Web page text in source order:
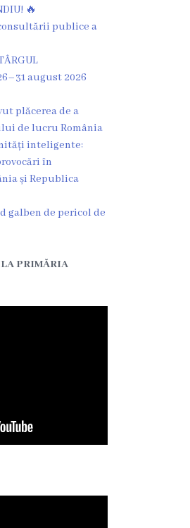
🔥
publice a
august 2026
plăcerea de a
de lucru România
inteligente:
în
și Republica
galben de pericol de
PRIMĂRIA